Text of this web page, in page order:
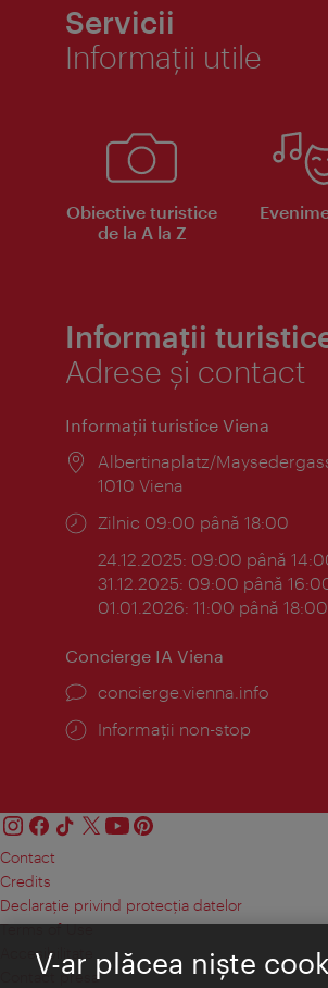
Servicii
Informaţii utile
Obiective turistice
de la A la Z
Informații
Adrese și contact
Informaţii turistice Viena
Locul:
Albertinaplatz/
1010 Viena
Program:
Zilnic 09:00 până 18:00
24.12.2025: 09:00 până
31.12.2025: 09:00 până
01.01.2026: 11:00 până 18:00
Concierge IA Viena
concierge.vienna.info
Informații non-stop
Contact
Credits
Declaraţie privind protecţia datelor
Terms of Use
Accesibilitate
Contact presa
V-ar plăcea nişte